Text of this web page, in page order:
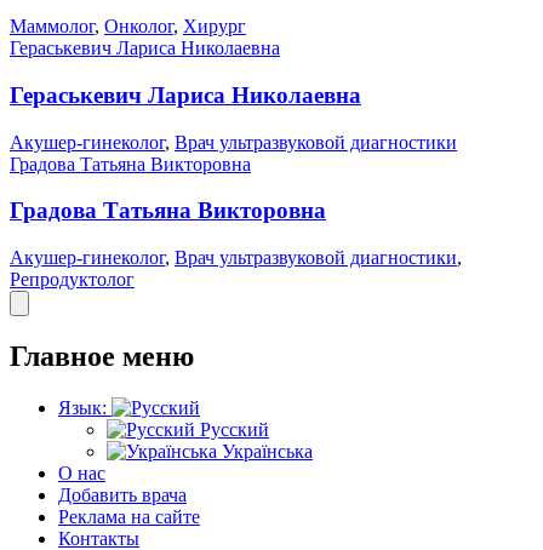
Маммолог, Онколог, Хирург
Гераськевич Лариса Николаевна
Гераськевич Лариса Николаевна
Акушер-гинеколог, Врач ультразвуковой диагностики
Градова Татьяна Викторовна
Градова Татьяна Викторовна
Акушер-гинеколог, Врач ультразвуковой диагностики,
Репродуктолог
Главное меню
Язык:
Русский
Українська
О нас
Добавить врача
Реклама на сайте
Контакты